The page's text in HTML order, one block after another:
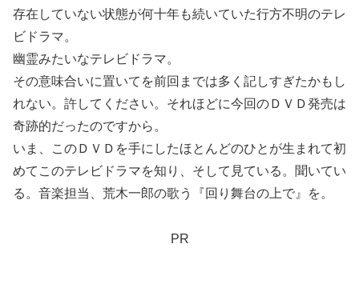
存在していない状態が何十年も続いていた行方不明のテレ
ビドラマ。
幽霊みたいなテレビドラマ。
その意味合いに置いてを前回までは多く記しすぎたかもし
れない。許してください。それほどに今回のＤＶＤ発売は
奇跡的だったのですから。
いま、このＤＶＤを手にしたほとんどのひとが生まれて初
めてこのテレビドラマを知り、そして見ている。聞いてい
る。音楽担当、荒木一郎の歌う『回り舞台の上で』を。
PR